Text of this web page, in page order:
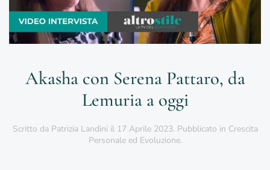
Akasha con Serena Pattaro, da
Lemuria a oggi
Scritto da Patrizia Landini il 17 Aprile 2023. Pubblicato in Crescita
Personale ed Evoluzione.